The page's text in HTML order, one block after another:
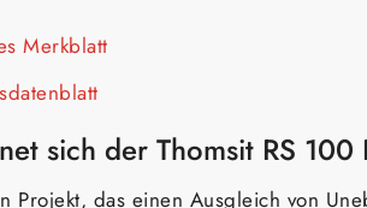
Merkblatt
sich der Thomsit RS
Projekt, das einen Ausgleich von